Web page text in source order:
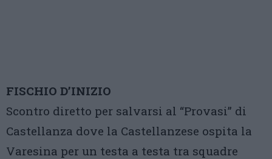
FISCHIO D’INIZIO
Scontro diretto per salvarsi al “Provasi” di
Castellanza dove la Castellanzese ospita la
Varesina per un testa a testa tra squadre